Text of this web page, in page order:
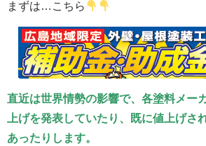
まずは…こちら
直近は世界情勢の影響で、各塗料メー
上げを発表していたり、既に値上げさ
あったりします。